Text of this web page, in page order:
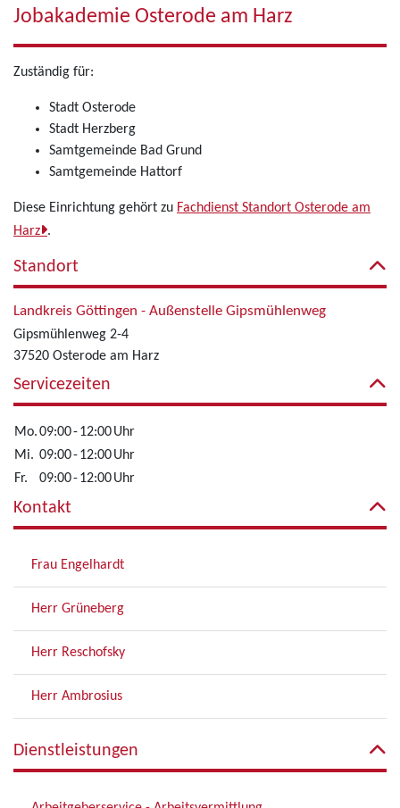
Jobakademie Osterode am Harz
Zuständig für:
Stadt Osterode
Stadt Herzberg
Samtgemeinde Bad Grund
Samtgemeinde Hattorf
Diese Einrichtung gehört zu Fachdienst Standort Osterode am
Harz .
Standort
Landkreis Göttingen - Außenstelle Gipsmühlenweg
Gipsmühlenweg 2-4
37520 Osterode am Harz
Servicezeiten
Mo.09:00-12:00Uhr
Mi. 09:00-12:00Uhr
Fr.
09:00-12:00Uhr
Kontakt
Frau Engelhardt
Herr Grüneberg
Herr Reschofsky
Herr Ambrosius
Dienstleistungen